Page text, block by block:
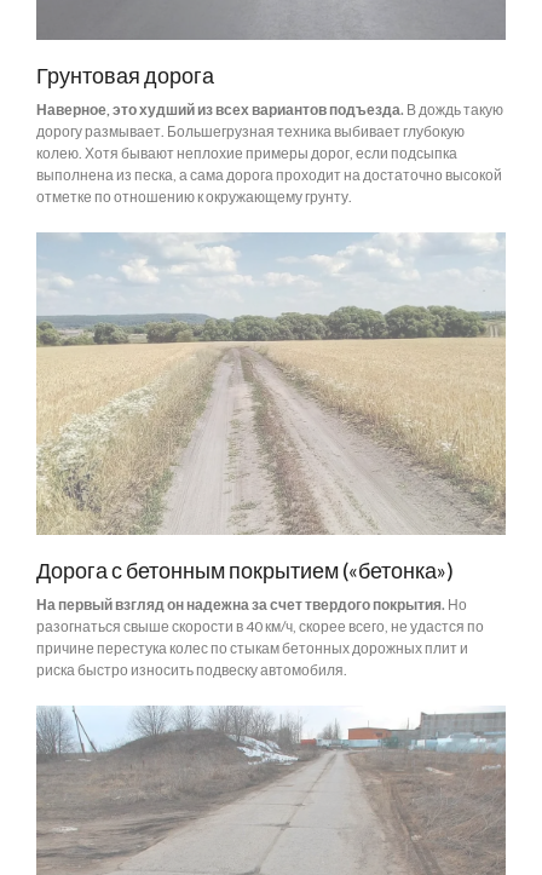
Грунтовая дорога
Наверное, это худший из всех вариантов подъезда. В дождь такую
дорогу размывает. Большегрузная техника выбивает глубокую
колею. Хотя бывают неплохие примеры дорог, если подсыпка
выполнена из песка, а сама дорога проходит на достаточно высокой
отметке по отношению к окружающему грунту.
Дорога с бетонным покрытием («бетонка»)
На первый взгляд он надежна за счет твердого покрытия. Но
разогнаться свыше скорости в 40 км/ч, скорее всего, не удастся по
причине перестука колес по стыкам бетонных дорожных плит и
риска быстро износить подвеску автомобиля.